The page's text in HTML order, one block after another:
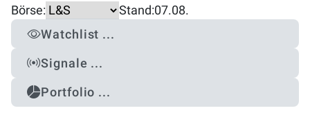
Börse: Stand:07.08.
Watchlist ...
Signale ...
Portfolio ...